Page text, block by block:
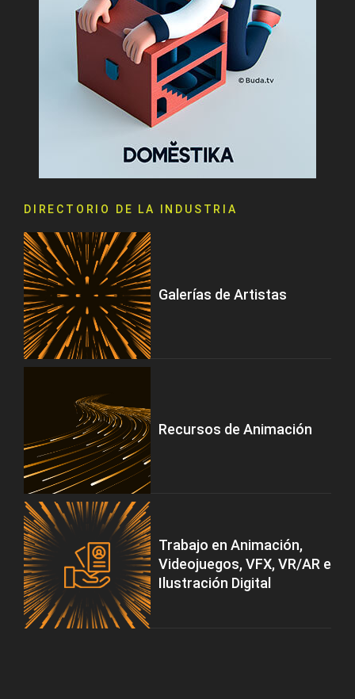
DIRECTORIO DE LA INDUSTRIA
Galerías de Artistas
Recursos de Animación
Trabajo en Animación,
Videojuegos, VFX, VR/AR e
Ilustración Digital